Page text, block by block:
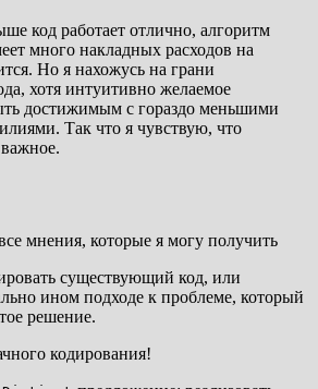
код работает отлично, алгоритм
много накладных расходов на
Но я нахожусь на грани
хотя интуитивно желаемое
достижимым с гораздо меньшими
Так что я чувствую, что
мнения, которые я могу получить
существующий код, или
ином подходе к проблеме, который
решение.
кодирования!